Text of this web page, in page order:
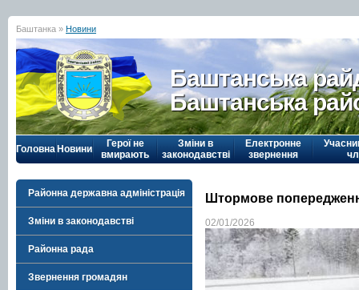
Баштанка » Новини
Баштанська
Баштанська
Головна Новини
Герої не
вмирають
Зміни в
законодавстві
Електронне
звернення
Районна державна адміністрація
Зміни в законодавстві
Районна рада
Звернення громадян
Штормове
02/01/2026